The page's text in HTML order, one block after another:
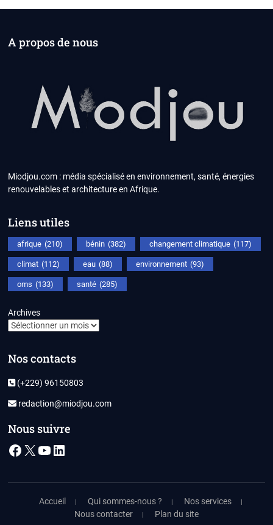
A propos de nous
Miodjou.com : média spécialisé en environnement, santé, énergies
renouvelables et architecture en Afrique.
Liens utiles
afrique (210) bénin (382) changement climatique (117)
climat (112) eau (88) environnement (93)
oms (133) santé (285)
Archives
Nos contacts
(+229) 96150803
redaction@miodjou.com
Nous suivre
Facebook
X YouTube
LinkedIn
Accueil Qui sommes-nous ?
Nos services
Nous contacter
Plan du site